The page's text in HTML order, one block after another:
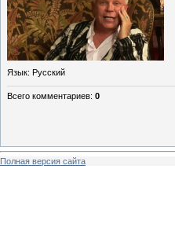
Язык: Русский
Всего комментариев: 0
Полная версия сайта